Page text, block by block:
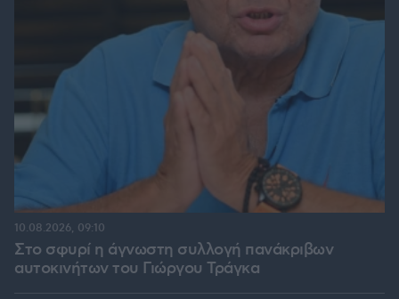
Στο σφυρί η άγνωστη συλλογή πανάκριβων
αυτοκινήτων του Γιώργου Τράγκα
10.08.2026, 09:10